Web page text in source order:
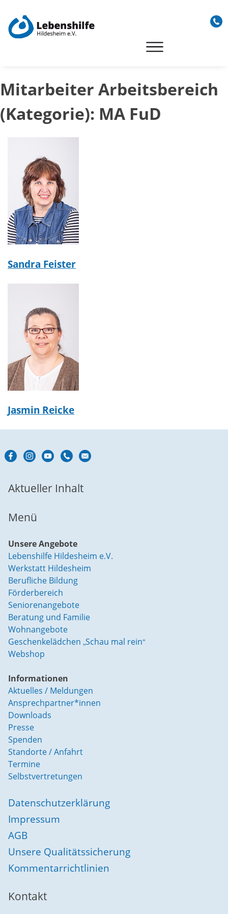
content
Mitarbeiter Arbeitsbereich
(Kategorie): MA FuD
Sandra Feister
Jasmin Reicke
Aktueller Inhalt
Menü
Unsere Angebote
Lebenshilfe Hildesheim e.V.
Werkstatt Hildesheim
Berufliche Bildung
Förderbereich
Seniorenangebote
Beratung und Familie
Wohnangebote
Geschenkelädchen „Schau mal rein“
Webshop
Informationen
Aktuelles / Meldungen
Ansprechpartner*innen
Downloads
Presse
Spenden
Standorte / Anfahrt
Termine
Selbstvertretungen
Datenschutzerklärung
Impressum
AGB
Unsere Qualitätssicherung
Kommentarrichtlinien
Kontakt